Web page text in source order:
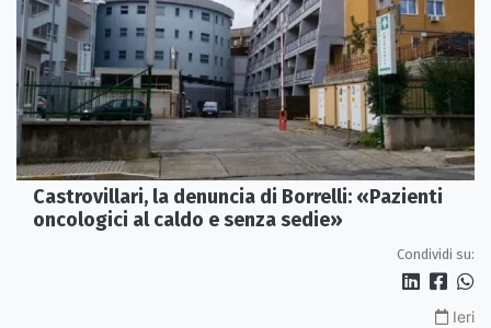
Castrovillari, la denuncia di Borrelli: «Pazienti
oncologici al caldo e senza sedie»
Condividi su:
Ieri